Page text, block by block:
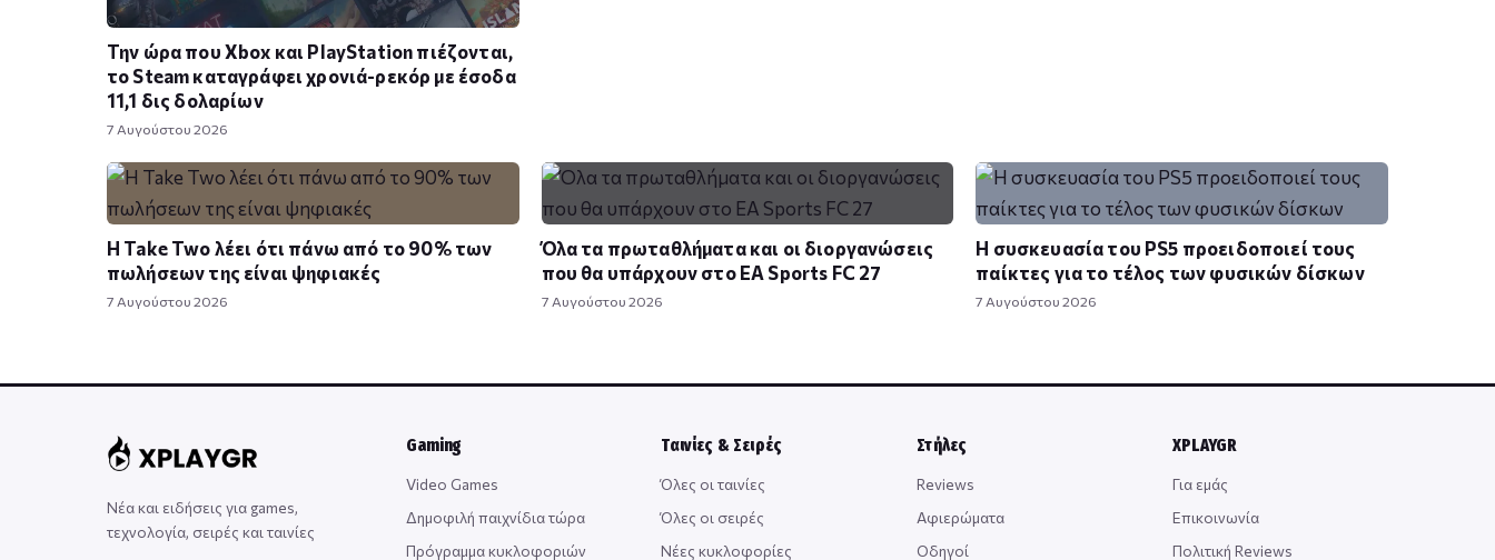
Την ώρα που Xbox και PlayStation πιέζονται,
το Steam καταγράφει χρονιά-ρεκόρ με έσοδα
11,1 δις δολαρίων
7 Αυγούστου 2026
Η Take Twο λέει ότι πάνω από το 90% των
πωλήσεων της είναι ψηφιακές
7 Αυγούστου 2026
Όλα τα πρωταθλήματα και οι διοργανώσεις
που θα υπάρχουν στο EA Sports FC 27
7 Αυγούστου 2026
Η συσκευασία του PS5 προειδοποιεί τους
παίκτες για το τέλος των φυσικών δίσκων
7 Αυγούστου 2026
Νέα και ειδήσεις για games,
τεχνολογία, σειρές και ταινίες
Gaming
Video Games
Δημοφιλή παιχνίδια τώρα
Πρόγραμμα κυκλοφοριών
Ταινίες & Σειρές
Όλες οι ταινίες
Όλες οι σειρές
Νέες κυκλοφορίες
Στήλες
Reviews
Αφιερώματα
Οδηγοί
XPLAYGR
Για εμάς
Επικοινωνία
Πολιτική Reviews